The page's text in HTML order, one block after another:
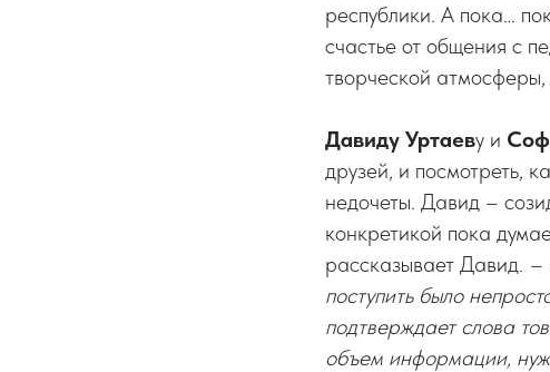
республики. А пока…
счастье от общения с
творческой
Давиду Уртаеву и
друзей, и посмотреть,
недочеты. Давид –
конкретикой пока
рассказывает Давид. –
поступить было
подтверждает слова
объем информации,